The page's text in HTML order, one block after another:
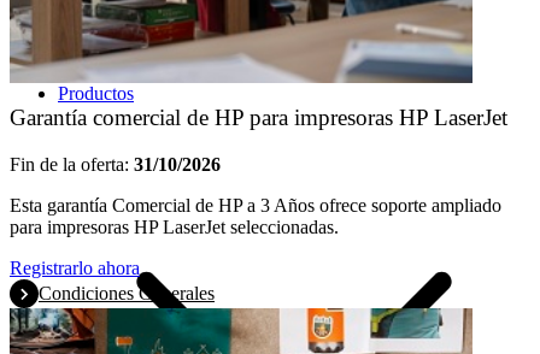
Productos
Garantía comercial de HP para impresoras HP LaserJet
Fin de la oferta: 31/10/2026
Esta garantía Comercial de HP a 3 Años ofrece soporte ampliado
para impresoras HP LaserJet seleccionadas.
Registrarlo ahora
Condiciones Generales